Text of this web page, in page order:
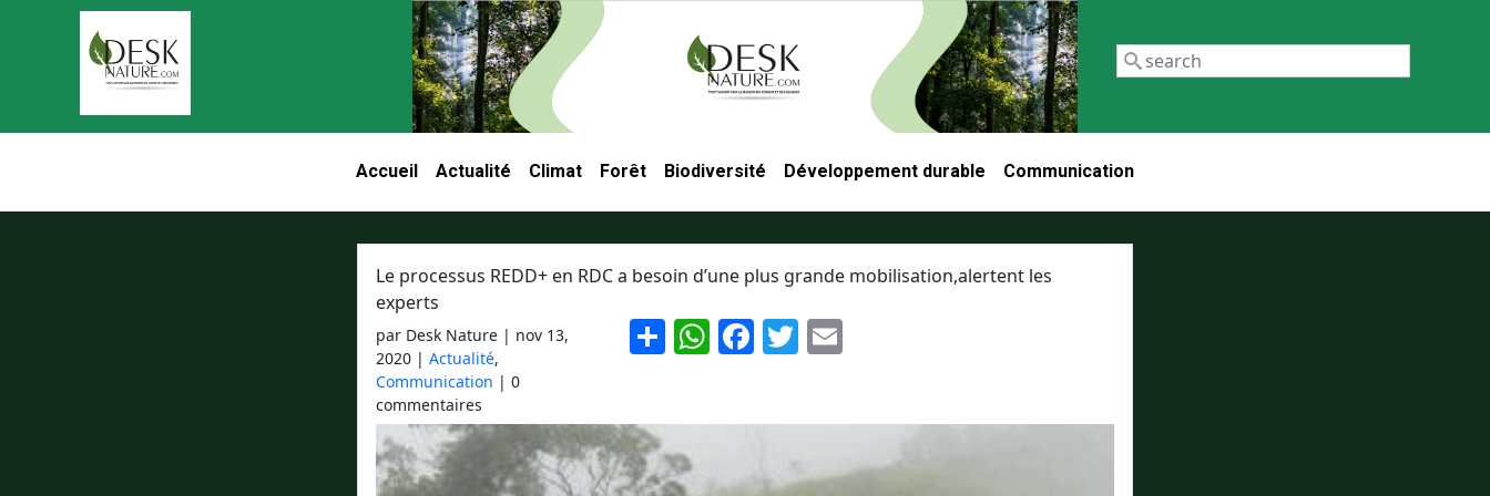
Aller au contenu principal
Navigation principale
Accueil Actualité Climat Forêt Biodiversité Développement durable Communication
Le processus REDD+ en RDC a besoin d’une plus grande mobilisation,alertent les
experts
par Desk Nature | nov 13,
2020 | Actualité,
Communication | 0
commentaires
S
h
e
W
h
s
A
F
a
e
b
T
w
er
E
m
l